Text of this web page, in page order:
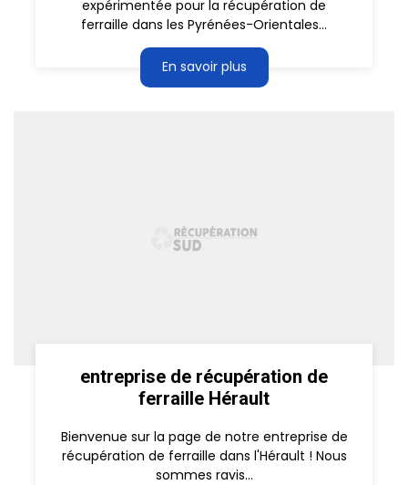
expérimentée pour la récupération de
ferraille dans les Pyrénées-Orientales...
En savoir plus
entreprise de récupération de
ferraille Hérault
Bienvenue sur la page de notre entreprise de
récupération de ferraille dans l'Hérault ! Nous
sommes ravis...